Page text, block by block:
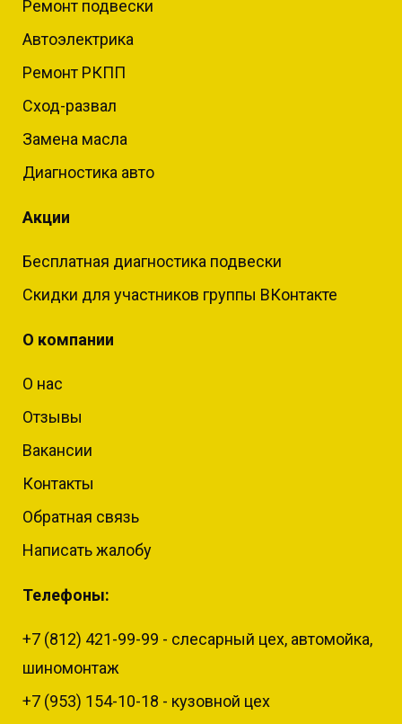
Ремонт подвески
Автоэлектрика
Ремонт РКПП
Сход-развал
Замена масла
Диагностика авто
Акции
Бесплатная диагностика подвески
Скидки для участников группы ВКонтакте
О компании
О нас
Отзывы
Вакансии
Контакты
Обратная связь
Написать жалобу
Телефоны:
+7 (812) 421-99-99 - слесарный цех, автомойка,
шиномонтаж
+7 (953) 154-10-18 - кузовной цех